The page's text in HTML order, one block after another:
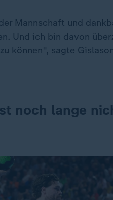
Mannschaft und
Und ich bin davon
können", sagte
noch lange